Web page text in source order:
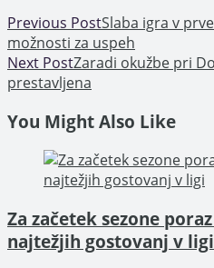
Read
more
articles
Previous PostSlaba igra v
možnosti za uspeh
Next PostZaradi okužbe pri
prestavljena
You Might Also Like
Za začetek sezone
najtežjih gostovanj v ligi